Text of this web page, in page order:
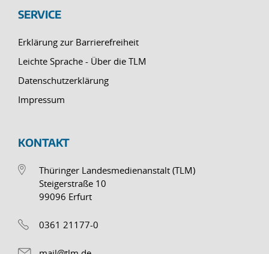
SERVICE
Erklärung zur Barrierefreiheit
Leichte Sprache - Über die TLM
Datenschutzerklärung
Impressum
KONTAKT
Thüringer Landesmedienanstalt (TLM)
Steigerstraße 10
99096 Erfurt
0361 21177-0